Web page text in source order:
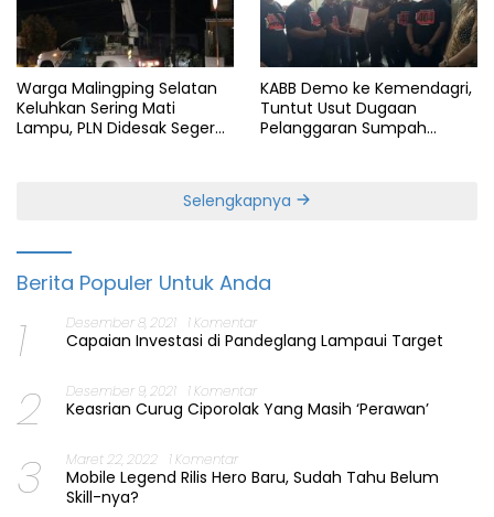
Warga Malingping Selatan
Keluhkan Sering Mati
Lampu, PLN Didesak Segera
KABB Demo ke Kemendagri,
Tuntut Usut Dugaan
Pelanggaran Sumpah
Selengkapnya
Berita Populer Untuk Anda
1 Desember 8, 2021 1 Komentar
Capaian Investasi di Pandeglang Lampaui Target
2 Desember 9, 2021 1 Komentar
Keasrian Curug Ciporolak Yang Masih ‘Perawan’
3 Maret 22, 2022 1 Komentar
Mobile Legend Rilis Hero Baru, Sudah Tahu Belum
Skill-nya?